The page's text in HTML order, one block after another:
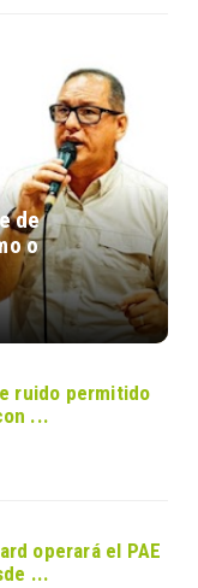
de
o
ruido permitido
...
operará el PAE
...